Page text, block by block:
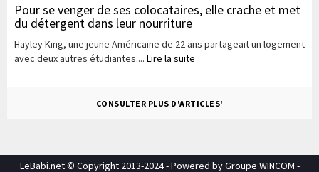
Pour se venger de ses colocataires, elle crache et met
du détergent dans leur nourriture
Hayley King, une jeune Américaine de 22 ans partageait un logement
avec deux autres étudiantes.... Lire la suite
CONSULTER PLUS D'ARTICLES'
LeBabi.net © Copyright 2013-2024 - Powered by Groupe WINCOM -